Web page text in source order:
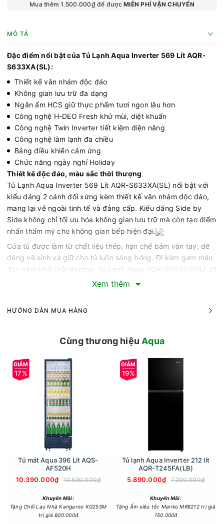
Mua thêm 1.500.000₫ để đượcMIỄN PHÍ VẬN CHUYỂN
MÔ TẢ
Đặc điểm nổi bật của Tủ Lạnh Aqua Inverter 569 Lít AQR-
S633XA(SL):
Thiết kế vân nhám độc đáo
Không gian lưu trữ đa dạng
Ngăn ẩm HCS giữ thực phẩm tươi ngon lâu hơn
Công nghệ H-DEO Fresh khử mùi, diệt khuẩn
Công nghệ Twin Inverter tiết kiệm điện năng
Công nghệ làm lạnh đa chiều
Bảng điều khiển cảm ứng
Chức năng ngày nghỉ Holiday
Thiết kế độc đáo, màu sắc thời thượng
Tủ Lạnh Aqua Inverter 569 Lít AQR-S633XA(SL) nổi bật với
kiểu dáng 2 cánh đối xứng kèm thiết kế vân nhám độc đáo,
mang lại vẻ ngoài tinh tế và đẳng cấp. Kiểu dáng Side by
Side không chỉ tối ưu hóa không gian lưu trữ mà còn tạo điểm
nhấn thẩm mỹ cho không gian bếp hiện đại.
Cửa tủ được làm từ chất liệu thép, hạn chế bám vân tay, dễ
dàng vệ sinh và giữ cho tủ luôn sáng bóng. Đi kèm gam màu
đen xám khói thời thượng, Tủ Lạnh Aqua AQR-S633XA(SL) dễ
hòa hợp với các phong cách nội thất, từ hiện đại đến cổ điển
Không gian lưu trữ đa dạng
với dung tích đến 569 Lít. Sản phẩm được trang bị hệ thống
và bảo quản thực phẩm một cách ngăn nắp, thuận tiện.
Ngăn ẩm HCS giữ thực phẩm tươi ngon lâu hơn
Ngăn HCS của Tủ Lạnh Aqua Inverter 569 Lít AQR-
Xem thêm
HƯỚNG DẪN MUA HÀNG
Cùng thương hiệu Aqua
17%
Tủ mát Aqua 396 Lít AQS-
AF520H
10.390.000₫
12.590.000₫
Khuyến Mãi:
Tặng Chổi Lau Nhà Kangaroo KG25SM
trị giá 600.000đ
19%
Tủ lạnh Aqua Inverter 212 lít
AQR-T245FA(LB)
5.890.000₫
7.290.000₫
Khuyến Mãi:
Tặng Ấm siêu tốc Mariko MR8212 trị giá
150.000đ